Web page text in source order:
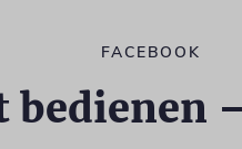
FACEBOOK